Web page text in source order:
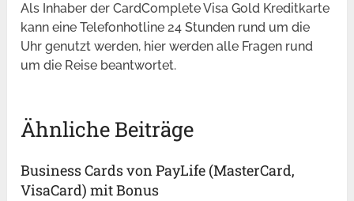
Als Inhaber der CardComplete Visa Gold Kreditkarte
kann eine Telefonhotline 24 Stunden rund um die
Uhr genutzt werden, hier werden alle Fragen rund
um die Reise beantwortet.
Ähnliche Beiträge
Business Cards von PayLife (MasterCard,
VisaCard) mit Bonus